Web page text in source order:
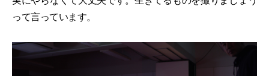
って言っています。